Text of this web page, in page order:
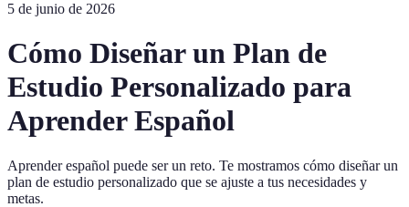
5 de junio de 2026
Cómo Diseñar un Plan de
Estudio Personalizado para
Aprender Español
Aprender español puede ser un reto. Te mostramos cómo diseñar un
plan de estudio personalizado que se ajuste a tus necesidades y
metas.